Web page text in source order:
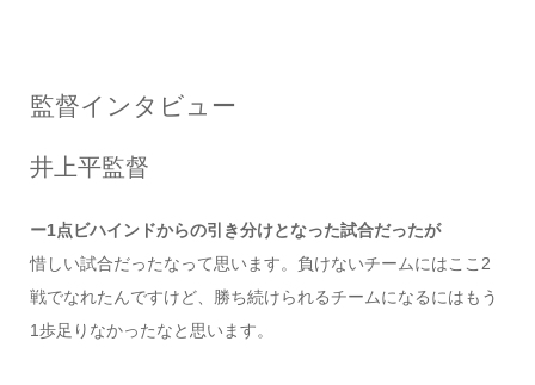
監督インタビュー
井上平監督
ー1点ビハインドからの引き分けとなった試合だったが
惜しい試合だったなって思います。負けないチームにはここ2
戦でなれたんですけど、勝ち続けられるチームになるにはもう
1歩足りなかったなと思います。